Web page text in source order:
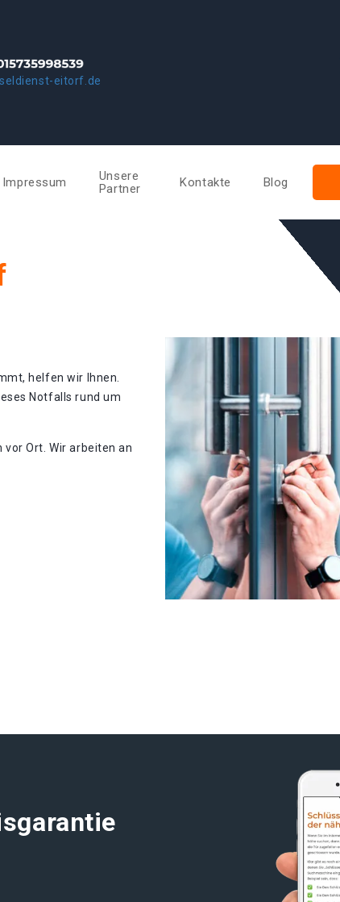
eitorf.de
Impressum
Unsere
Partner
Kontakte Blog
helfen wir Ihnen.
Notfalls rund um
Ort. Wir arbeiten an